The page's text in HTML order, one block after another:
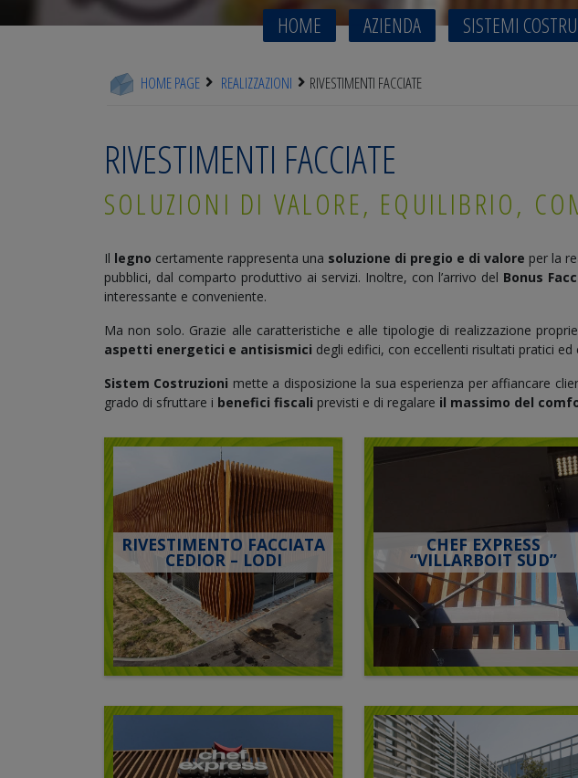
HOME AZIENDA SISTEMI
HOME PAGE REALIZZAZIONI RIVESTIMENTI FACCIATE
RIVESTIMENTI FACCIATE
SOLUZIONI DI VALORE, EQUILIBRIO,
Il legno certamente rappresenta una soluzione di pregio e di valore per la
pubblici, dal comparto produttivo ai servizi. Inoltre, con l’arrivo del Bonus
interessante e conveniente.
Ma non solo. Grazie alle caratteristiche e alle tipologie di realizzazione
aspetti energetici e antisismici degli edifici, con eccellenti risultati pratici ed
Sistem Costruzioni mette a disposizione la sua esperienza per affiancare
grado di sfruttare i benefici fiscali previsti e di regalare il massimo del
RIVESTIMENTO FACCIATA
CEDIOR – LODI
CHEF EXPRESS
“VILLARBOIT SUD”